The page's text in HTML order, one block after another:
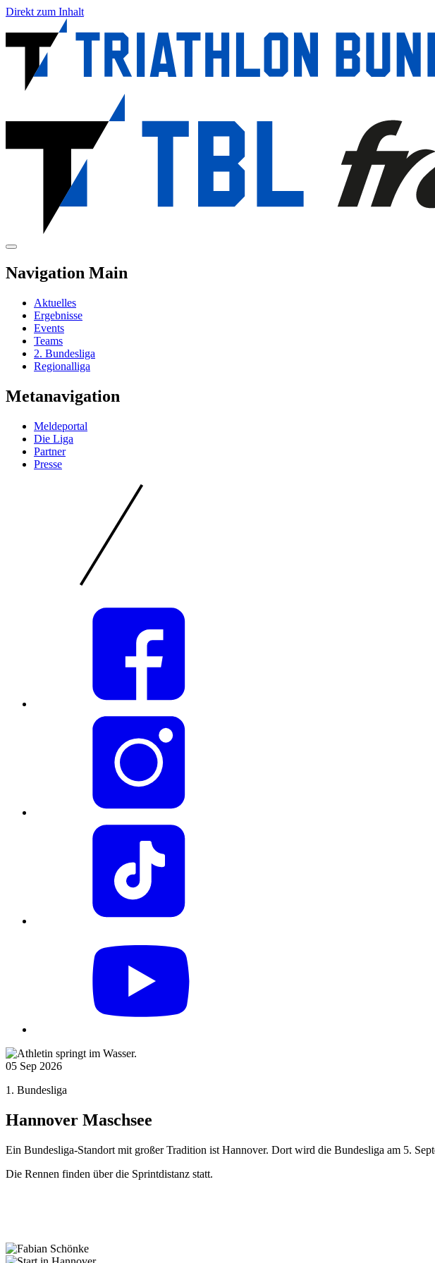
Direkt zum Inhalt
Navigation Main
Aktuelles
Ergebnisse
Events
Teams
2. Bundesliga
Regionalliga
Metanavigation
Meldeportal
Die Liga
Partner
Presse
05 Sep 2026
1. Bundesliga
Hannover Maschsee
Ein Bundesliga-Standort mit großer Tradition ist Hannover. Dort wird die Bundesliga am 5.
Die Rennen finden über die Sprintdistanz statt.